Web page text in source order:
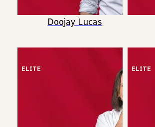
Doojay Lucas
ELITE ELITE